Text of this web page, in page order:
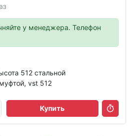
у менеджера. Телефон
512 стальной
vst 512
Купить